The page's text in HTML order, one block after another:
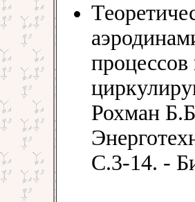
процессов
Рохман
С.3-14. -